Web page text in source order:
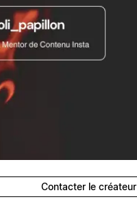
Contacter le créateur